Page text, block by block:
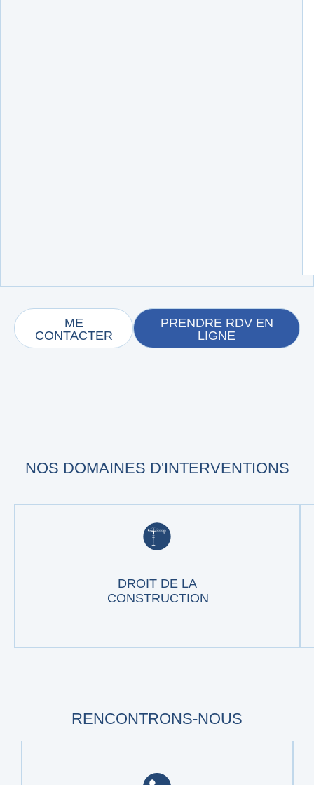
ME
CONTACTER
PRENDRE RDV EN
LIGNE
NOS DOMAINES D'INTERVENTIONS
DROIT DE LA
CONSTRUCTION
RENCONTRONS-NOUS